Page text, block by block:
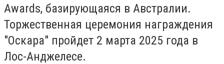
Awards, базирующаяся в Австралии.
Торжественная церемония награждения
"Оскара" пройдет 2 марта 2025 года в
Лос-Анджелесе.